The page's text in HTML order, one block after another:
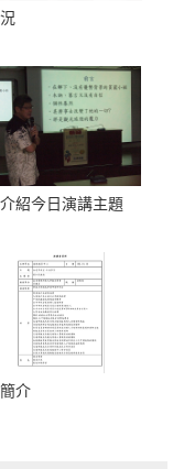
紹今日演講主題
介